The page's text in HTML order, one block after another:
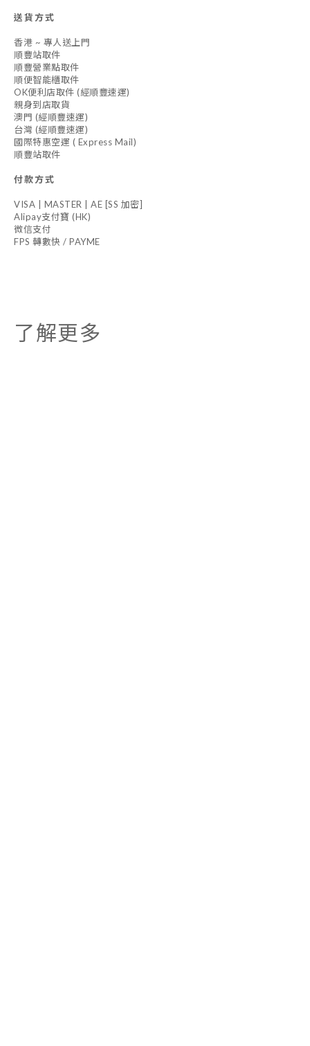
送貨方式
香港 ~ 專人送上門
順豐站取件
順豐營業點取件
順便智能櫃取件
OK便利店取件 (經順豐速運)
親身到店取貨
澳門 (經順豐速運)
台灣 (經順豐速運)
國際特惠空運 ( Express Mail)
順豐站取件
付款方式
VISA | MASTER | AE [SS 加密]
Alipay支付寶 (HK)
微信支付
FPS 轉數快 / PAYME
了解更多